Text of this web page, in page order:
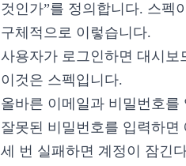
것인가”를 정의합니다. 스펙
구체적으로 이렇습니다.
사용자가 로그인하면 대시보
이것은 스펙입니다.
올바른 이메일과 비밀번호
잘못된 비밀번호를 입력하면
세 번 실패하면 계정이 잠긴